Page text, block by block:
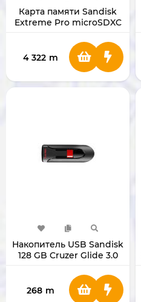
Карта памяти Sandisk
Extreme Pro microSDXC
4 322 m
Накопитель USB Sandisk
128 GB Cruzer Glide 3.0
268 m